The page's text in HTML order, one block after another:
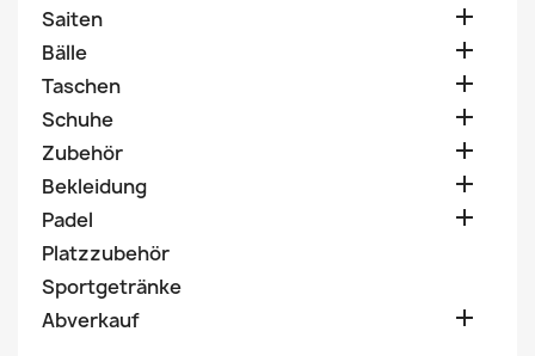
Saiten 
Bälle 
Taschen 
Schuhe 
Zubehör 
Bekleidung 
Padel 
Platzzubehör
Sportgetränke
Abverkauf
